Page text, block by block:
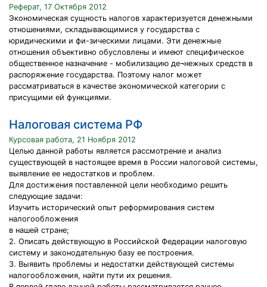
Реферат, 17 Октября 2012
Экономическая сущность налогов характеризуется денежными
отношениями, складывающимися у государства с
юридическими и фи-зическими лицами. Эти денежные
отношения объективно обусловлены и имеют специфическое
общественное назначение - мобилизацию де¬нежных средств в
распоряжение государства. Поэтому налог может
рассматриваться в качестве экономической категории с
присущими ей функциями.
Налоговая система РФ
Курсовая работа, 21 Ноября 2012
Целью данной работы является рассмотрение и анализ
существующей в настоящее время в России налоговой системы,
выявление ее недостатков и проблем.
Для достижения поставленной цели необходимо решить
следующие задачи:
Изучить исторический опыт реформирования систем
налогообложения
в нашей стране;
2. Описать действующую в Российской Федерации налоговую
систему и законодательную базу ее построения.
3. Выявить проблемы и недостатки действующей системы
налогообложения, найти пути их решения.